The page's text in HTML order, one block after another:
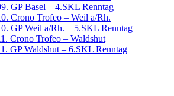
GP Basel – 4.SKL Renntag
Crono Trofeo – Weil a/Rh.
GP Weil a/Rh. – 5.SKL Renntag
Crono Trofeo – Waldshut
GP Waldshut – 6.SKL Renntag